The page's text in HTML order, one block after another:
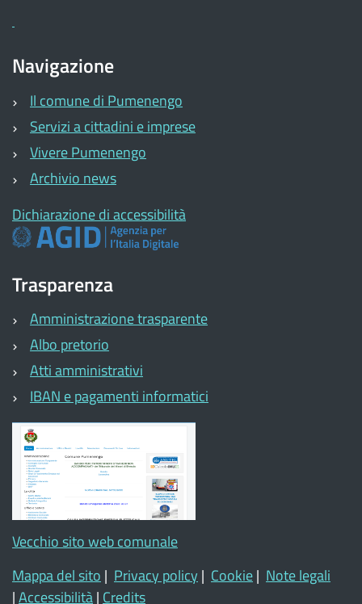
Navigazione
Il comune di Pumenengo
Servizi a cittadini e imprese
Vivere Pumenengo
Archivio news
Dichiarazione di accessibilità
Trasparenza
Amministrazione trasparente
Albo pretorio
Atti amministrativi
IBAN e pagamenti informatici
Vecchio sito web comunale
Mappa del sito | Privacy policy | Cookie| Note legali
|Accessibilità| Credits